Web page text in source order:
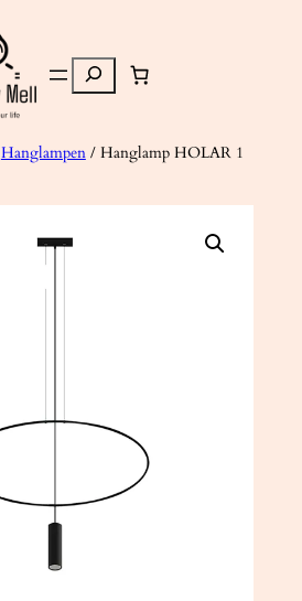
Zoeken
Hanglampen/ Hanglamp HOLAR 1